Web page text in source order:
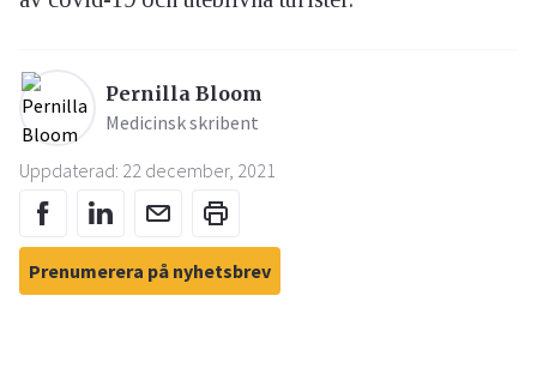
Pernilla Bloom
Medicinsk skribent
Uppdaterad: 22 december, 2021
Prenumerera på nyhetsbrev